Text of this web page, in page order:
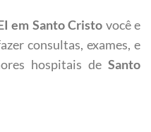
em Santo Cristo você e
consultas, exames, e
hospitais de Santo